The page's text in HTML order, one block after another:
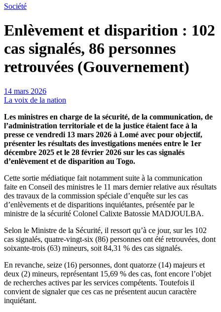
Société
Enlèvement et disparition : 102
cas signalés, 86 personnes
retrouvées (Gouvernement)
14 mars 2026
La voix de la nation
Les ministres en charge de la sécurité, de la communication, de
l’administration territoriale et de la justice étaient face à la
presse ce vendredi 13 mars 2026 à Lomé avec pour objectif,
présenter les résultats des investigations menées entre le 1er
décembre 2025 et le 28 février 2026 sur les cas signalés
d’enlèvement et de disparition au Togo.
Cette sortie médiatique fait notamment suite à la communication
faite en Conseil des ministres le 11 mars dernier relative aux résultats
des travaux de la commission spéciale d’enquête sur les cas
d’enlèvements et de disparitions inquiétantes, présentée par le
ministre de la sécurité Colonel Calixte Batossie MADJOULBA.
Selon le Ministre de la Sécurité, il ressort qu’à ce jour, sur les 102
cas signalés, quatre-vingt-six (86) personnes ont été retrouvées, dont
soixante-trois (63) mineurs, soit 84,31 % des cas signalés.
En revanche, seize (16) personnes, dont quatorze (14) majeurs et
deux (2) mineurs, représentant 15,69 % des cas, font encore l’objet
de recherches actives par les services compétents. Toutefois il
convient de signaler que ces cas ne présentent aucun caractère
inquiétant.